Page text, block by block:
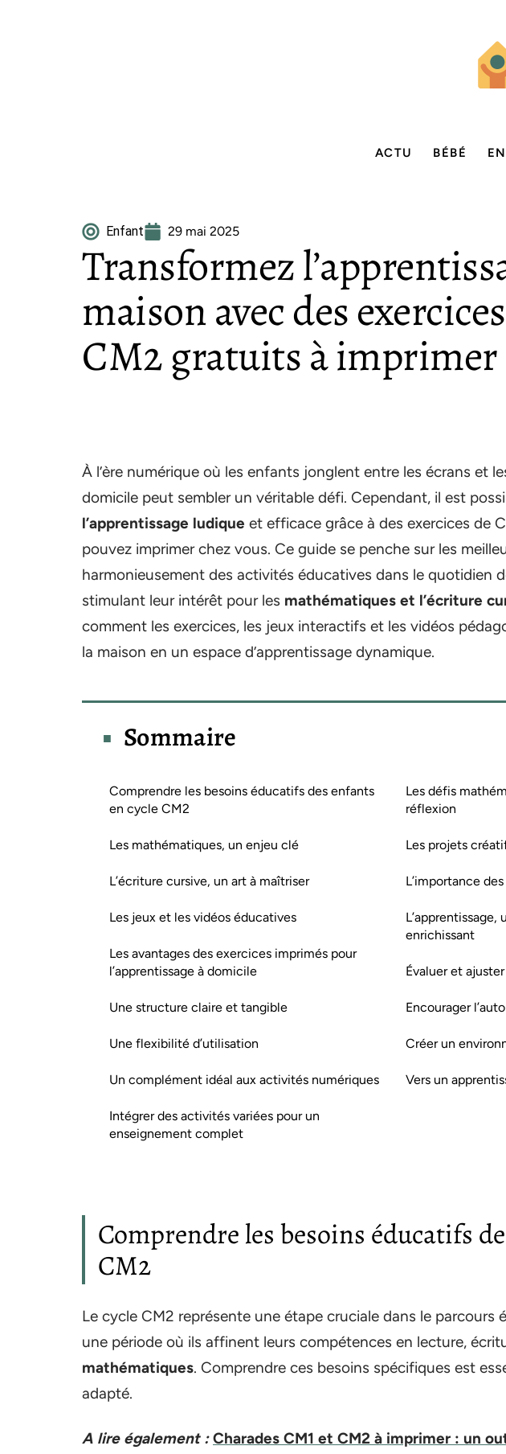
ACTU BÉBÉ
Enfant 29 mai 2025
Transformez
maison avec des
CM2 gratuits à imprimer
À l’ère numérique où les enfants jonglent entre les écrans et
domicile peut sembler un véritable défi. Cependant, il est
l’apprentissage ludique et efficace grâce à des exercices de
pouvez imprimer chez vous. Ce guide se penche sur les
harmonieusement des activités éducatives dans le quotidien
stimulant leur intérêt pour les mathématiques et l’écriture
comment les exercices, les jeux interactifs et les vidéos
la maison en un espace d’apprentissage dynamique.
Sommaire
Comprendre les besoins éducatifs des enfants
en cycle CM2
Les mathématiques, un enjeu clé
L’écriture cursive, un art à maîtriser
Les jeux et les vidéos éducatives
Les avantages des exercices imprimés pour
l’apprentissage à domicile
Une structure claire et tangible
Une flexibilité d’utilisation
Un complément idéal aux activités numériques
Intégrer des activités variées pour un
enseignement complet
Les défis
réflexion
Les projets
L’importance
L’apprentissage,
enrichissant
Évaluer et
Encourager
Créer un
Vers un
Comprendre les besoins éducatifs
CM2
Le cycle CM2 représente une étape cruciale dans le parcours
une période où ils affinent leurs compétences en lecture,
mathématiques. Comprendre ces besoins spécifiques est
adapté.
A lire également : Charades CM1 et CM2 à imprimer : un